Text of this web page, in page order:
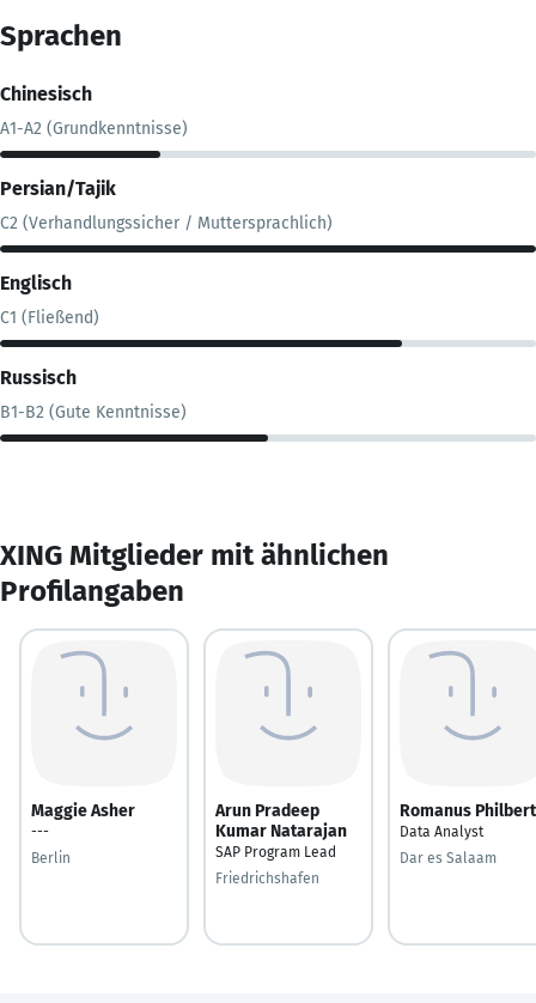
Sprachen
Chinesisch
A1-A2 (Grundkenntnisse)
Persian/Tajik
C2 (Verhandlungssicher / Muttersprachlich)
Englisch
C1 (Fließend)
Russisch
B1-B2 (Gute Kenntnisse)
XING Mitglieder mit ähnlichen
Profilangaben
Maggie Asher
---
Berlin
Arun Pradeep
Kumar Natarajan
SAP Program Lead
Friedrichshafen
Romanus Philbert
Data Analyst
Dar es Salaam